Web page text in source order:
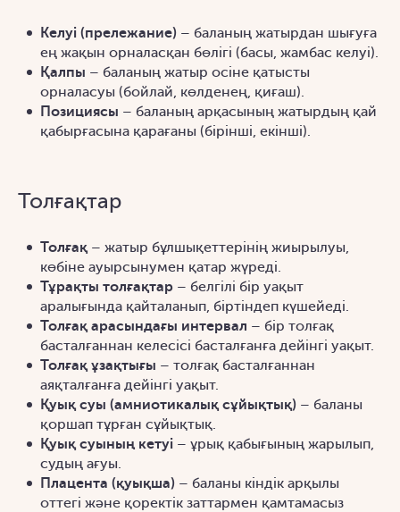
Келуі (прележание) – баланың жатырдан шығуға
ең жақын орналасқан бөлігі (басы, жамбас келуі).
Қалпы – баланың жатыр осіне қатысты
орналасуы (бойлай, көлденең, қиғаш).
Позициясы – баланың арқасының жатырдың қай
қабырғасына қарағаны (бірінші, екінші).
Толғақтар
Толғақ – жатыр бұлшықеттерінің жиырылуы,
көбіне ауырсынумен қатар жүреді.
Тұрақты толғақтар – белгілі бір уақыт
аралығында қайталанып, біртіндеп күшейеді.
Толғақ арасындағы интервал – бір толғақ
басталғаннан келесісі басталғанға дейінгі уақыт.
Толғақ ұзақтығы – толғақ басталғаннан
аяқталғанға дейінгі уақыт.
Қуық суы (амниотикалық сұйықтық) – баланы
қоршап тұрған сұйықтық.
Қуық суының кетуі – ұрық қабығының жарылып,
судың ағуы.
Плацента (қуықша) – баланы кіндік арқылы
оттегі және қоректік заттармен қамтамасыз